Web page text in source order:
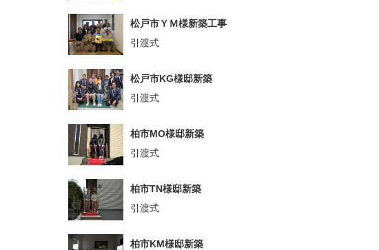
松戸市ＹＭ様新築工事
引渡式
松戸市KG様邸新築
引渡式
柏市MO様邸新築
引渡式
柏市TN様邸新築
引渡式
柏市KM様邸新築